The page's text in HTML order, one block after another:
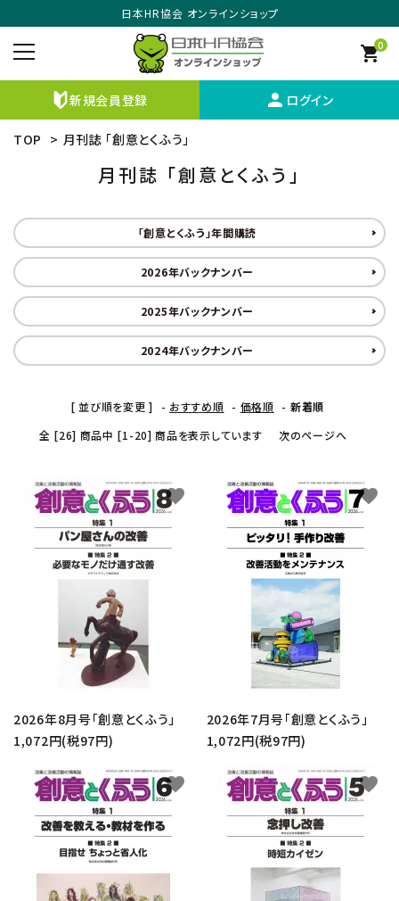
日本HR協会 オンラインショップ
0
shopping_cart
新規会員登録 person ログイン
TOP > 月刊誌 「創意とくふう」
月刊誌 「創意とくふう」
「創意とくふう」年間購読
2026年バックナンバー
2025年バックナンバー
2024年バックナンバー
[ 並び順を変更 ] - おすすめ順 - 価格順 - 新着順
全 [26] 商品中 [1-20] 商品を表示しています
次のページへ
2026年8月号「創意とくふう」
1,072円(税97円)
favorite
2026年7月号「創意とくふう」
1,072円(税97円)
favorite
favorite favorite